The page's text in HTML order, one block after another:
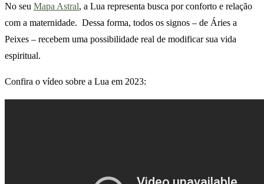
No seu Mapa Astral, a Lua representa busca por conforto e relação
com a maternidade. Dessa forma, todos os signos – de Áries a
Peixes – recebem uma possibilidade real de modificar sua vida
espiritual.
Confira o vídeo sobre a Lua em 2023: